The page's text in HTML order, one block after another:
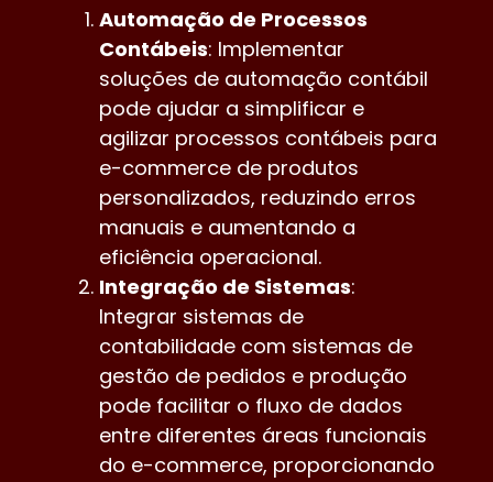
Automação de Processos
Contábeis: Implementar
soluções de automação contábil
pode ajudar a simplificar e
agilizar processos contábeis para
e-commerce de produtos
personalizados, reduzindo erros
manuais e aumentando a
eficiência operacional.
Integração de Sistemas:
Integrar sistemas de
contabilidade com sistemas de
gestão de pedidos e produção
pode facilitar o fluxo de dados
entre diferentes áreas funcionais
do e-commerce, proporcionando